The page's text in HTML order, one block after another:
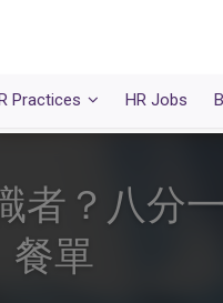
Practices HR Jobs
者？八分
餐單